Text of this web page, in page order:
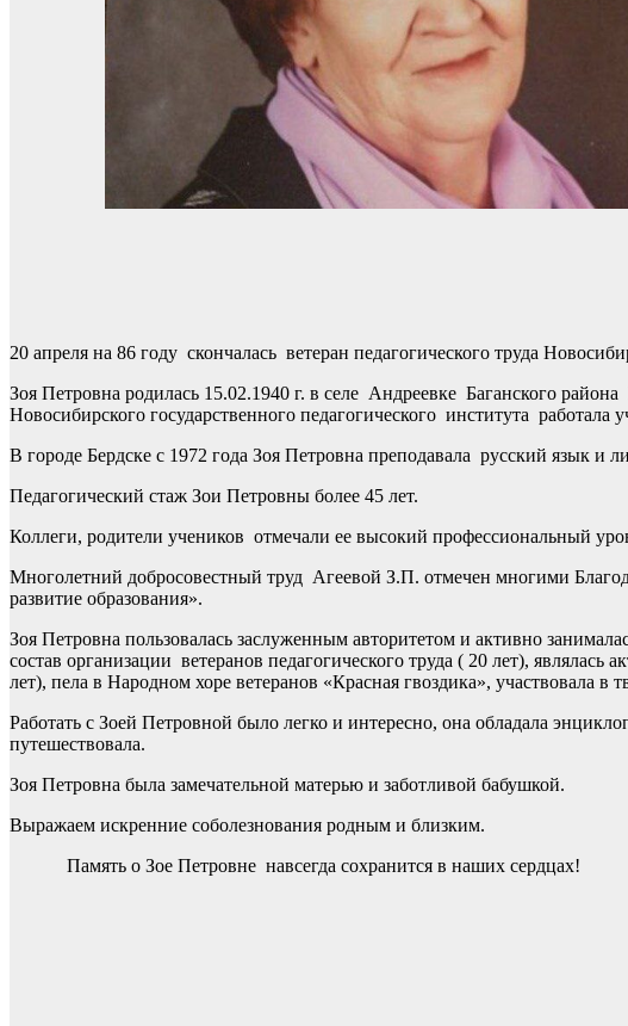
20 апреля на 86 году скончалась ветеран педагогического труда
Зоя Петровна родилась 15.02.1940 г. в селе Андреевке Баганского
Новосибирского государственного педагогического института работала
В городе Бердске с 1972 года Зоя Петровна преподавала русский язык и
Педагогический стаж Зои Петровны более 45 лет.
Коллеги, родители учеников отмечали ее высокий профессиональный
Многолетний добросовестный труд Агеевой З.П. отмечен многими
развитие образования».
Зоя Петровна пользовалась заслуженным авторитетом и активно
состав организации ветеранов педагогического труда ( 20 лет),
лет), пела в Народном хоре ветеранов «Красная гвоздика», участвовала в
Работать с Зоей Петровной было легко и интересно, она обладала
путешествовала.
Зоя Петровна была замечательной матерью и заботливой бабушкой.
Выражаем искренние соболезнования родным и близким.
Память о Зое Петровне навсегда сохранится в наших сердцах!